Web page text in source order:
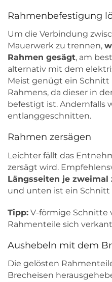
Rahmenbefestigung
Um die Verbindung
Mauerwerk zu trennen,
Rahmen gesägt, am
alternativ mit dem
Meist genügt ein Schnitt
Rahmens, da dieser in
befestigt ist. Andernfalls
entlanggeschnitten.
Rahmen zersägen
Leichter fällt das
zersägt wird.
Längsseiten je
und unten ist ein Schnitt
Tipp: V-förmige Schnitte
Rahmenteile sich
Aushebeln mit dem
Die gelösten
Brecheisen